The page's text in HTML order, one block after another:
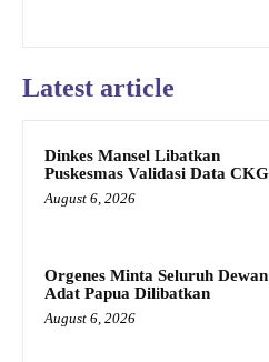
Latest article
Dinkes Mansel Libatkan
Puskesmas Validasi Data CKG
August 6, 2026
Orgenes Minta Seluruh Dewan
Adat Papua Dilibatkan
August 6, 2026